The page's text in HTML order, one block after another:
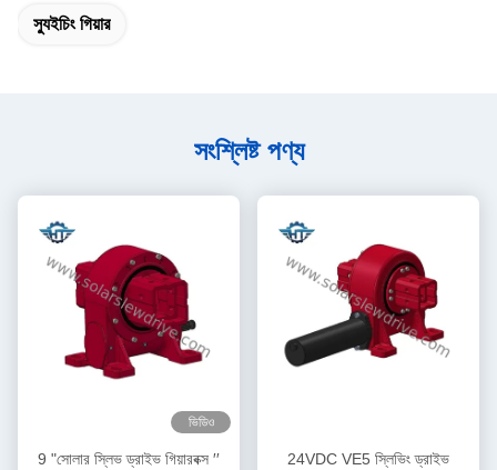
স্যুইচিং গিয়ার
সংশ্লিষ্ট পণ্য
ভিডিও
9 "সোলার স্লিভ ড্রাইভ গিয়ারবক্স ′′
24VDC VE5 স্লিভিং ড্রাইভ